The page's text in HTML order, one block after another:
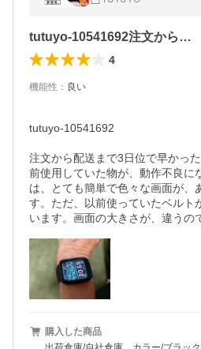
血圧測定血中酸素腕時
tutuyo-10541692注文から…
4
機能性 ： 良い
tutuyo-10541692
注文から配送まで3日位で早かっ
前使用していた物が、動作不良に
は、とても簡単で色々な画面が、
す。ただ、以前使っていたベルト
います。画面の大きさが、違うの
購入した商品